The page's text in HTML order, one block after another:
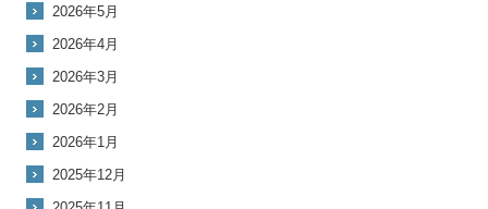
2026年5月
2026年4月
2026年3月
2026年2月
2026年1月
2025年12月